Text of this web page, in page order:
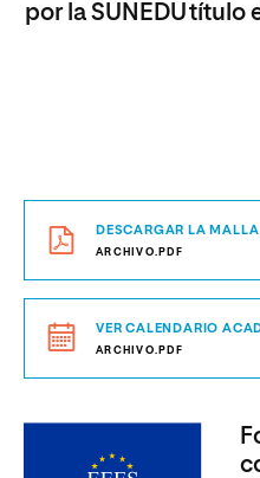
por la SUNEDUtítulo
DESCARGAR LA
ARCHIVO.PDF
VER CALENDARIO
ARCHIVO.PDF